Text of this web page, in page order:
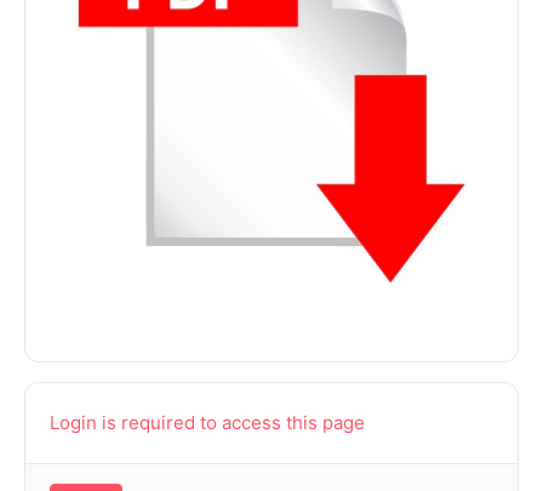
Login is required to access this page